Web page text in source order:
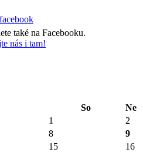
také na Facebooku.
nás i tam!
So
Ne
1
2
8
9
15 16